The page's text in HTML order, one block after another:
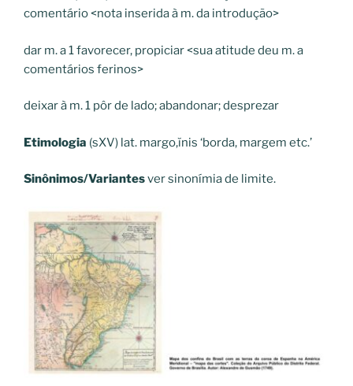
comentário<nota inserida à m.da introdução>
dar m. a1favorecer, propiciar<sua atitude deu m.a
comentários ferinos>
deixar à m.1 pôr de lado; abandonar; desprezar
Etimologia (sXV) lat. margo,ĭnis ‘borda, margem etc.’
Sinônimos/Variantesver sinonímia de limite.